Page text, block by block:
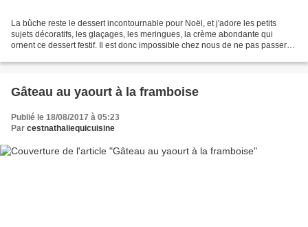
La bûche reste le dessert incontournable pour Noël, et j'adore les petits
sujets décoratifs, les glaçages, les meringues, la crème abondante qui
ornent ce dessert festif. Il est donc impossible chez nous de ne pas passer
Gâteau au yaourt à la framboise
Publié le 18/08/2017 à 05:23
Par cestnathaliequicuisine